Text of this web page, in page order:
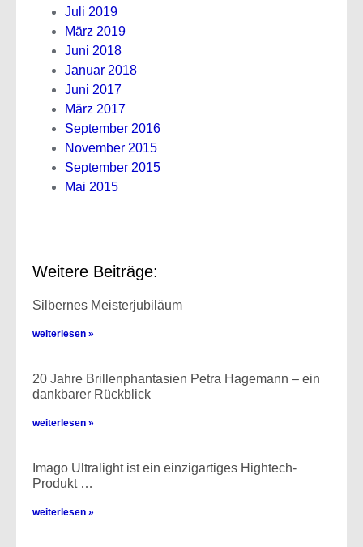
Juli 2019
März 2019
Juni 2018
Januar 2018
Juni 2017
März 2017
September 2016
November 2015
September 2015
Mai 2015
Weitere Beiträge:
Silbernes Meisterjubiläum
weiterlesen »
20 Jahre Brillenphantasien Petra Hagemann – ein
dankbarer Rückblick
weiterlesen »
Imago Ultralight ist ein einzigartiges Hightech-
Produkt …
weiterlesen »